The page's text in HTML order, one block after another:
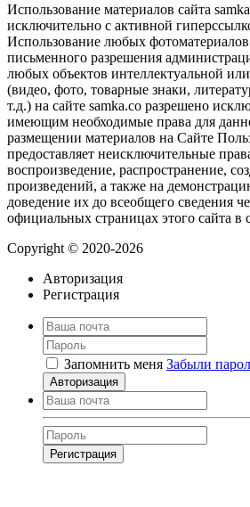
Использование материалов сайта
исключительно с активной
Использование любых
письменного разрешения
любых объектов интеллектуальной
(видео, фото, товарные знаки,
т.д.) на сайте samka.co разрешено
имеющим необходимые права для
размещении материалов на Сайте
предоставляет неисключительные
воспроизведение, распространение,
произведений, а также на
доведение их до всеобщего сведения
официальных страницах этого сайта в
Copyright © 2020-2026
Авторизация
Регистрация
Запомнить меня Забыли
Авторизация
Регистрация